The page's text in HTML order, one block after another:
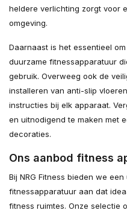
heldere verlichting zorgt voor
omgeving.
Daarnaast is het essentieel
duurzame fitnessapparatuur
gebruik. Overweeg ook de
installeren van anti-slip
instructies bij elk apparaat.
en uitnodigend te maken met
decoraties.
Ons aanbod fitness
Bij NRG Fitness bieden we
fitnessapparatuur aan dat
fitness ruimtes. Onze selectie